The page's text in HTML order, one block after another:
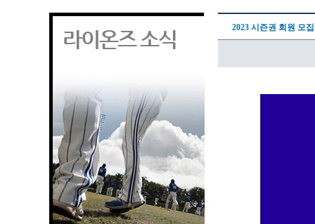
라이온즈 소식 2023 시즌권 회원 모